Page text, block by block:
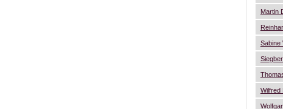
Martin
Sabine
Wilfred